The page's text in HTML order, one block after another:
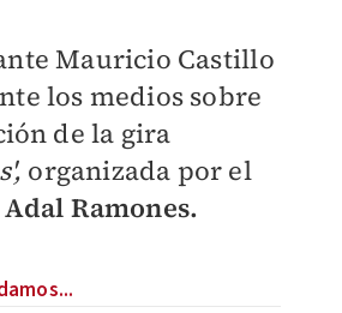
Mauricio Castillo
los medios sobre
de la gira
organizada por el
Adal Ramones.